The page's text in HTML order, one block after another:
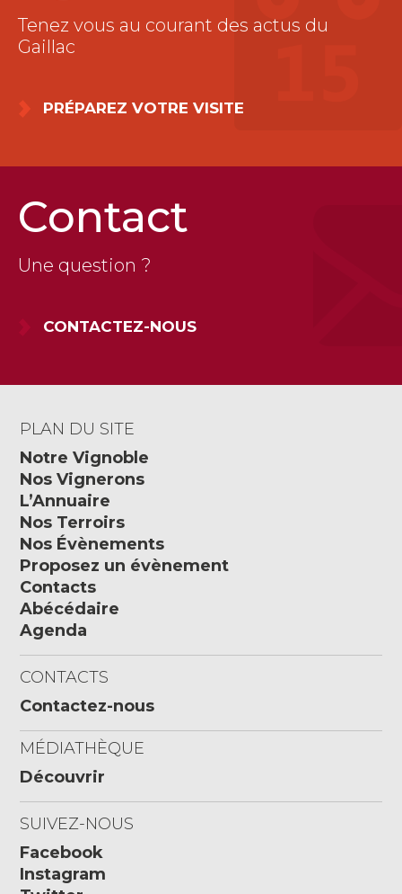
Tenez vous au courant des actus du
Gaillac
PRÉPAREZ VOTRE VISITE
Contact
Une question ?
CONTACTEZ-NOUS
PLAN DU SITE
Notre Vignoble
Nos Vignerons
L’Annuaire
Nos Terroirs
Nos Évènements
Proposez un évènement
Contacts
Abécédaire
Agenda
CONTACTS
Contactez-nous
MÉDIATHÈQUE
Découvrir
SUIVEZ-NOUS
Facebook
Instagram